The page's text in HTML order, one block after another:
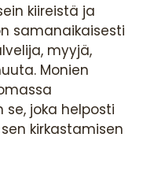
kiireistä ja
samanaikaisesti
myyjä,
Monien
joka helposti
kirkastamisen